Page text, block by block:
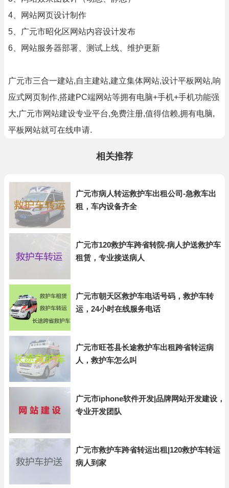
4、网站网页设计制作
5、广元市昭化区网站内容设计发布
6、网站服务器部署、测试上线、维护更新
广元市三合一建站,自主建站,建立集体网站,设计平板网站,响
应式网页制作,搭建PC端网站等拥有电脑+手机+手机功能强
大,广元市网站建设专业平台,免费注册,值得信赖,拥有电脑,
平板网站就可在线申请.
相关推荐
广元市病人转运救护车出租公司-急救车出
租，车内设备齐全
广元市120救护车跨省转院-病人护送救护车
租赁，专业接送病人
广元市朝天区救护车电话号码，救护车转
运，24小时在线服务电话
广元市旺苍县长途救护车出租跨省转运病
人，救护车怎么叫
广元市iphone软件开发|品牌网站开发建设，
专业开发团队
广元市救护车跨省转运出租|120救护车转运
病人到家